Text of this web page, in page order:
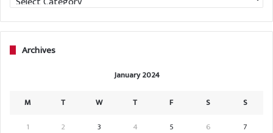
Archives
January 2024
M T W T F S
S
1
2 3 4 5 6
7